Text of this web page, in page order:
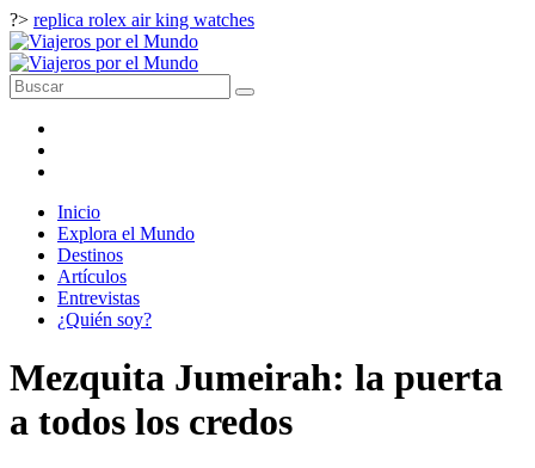
?> replica rolex air king watches
Inicio
Explora el Mundo
Destinos
Artículos
Entrevistas
¿Quién soy?
Mezquita Jumeirah: la puerta
a todos los credos